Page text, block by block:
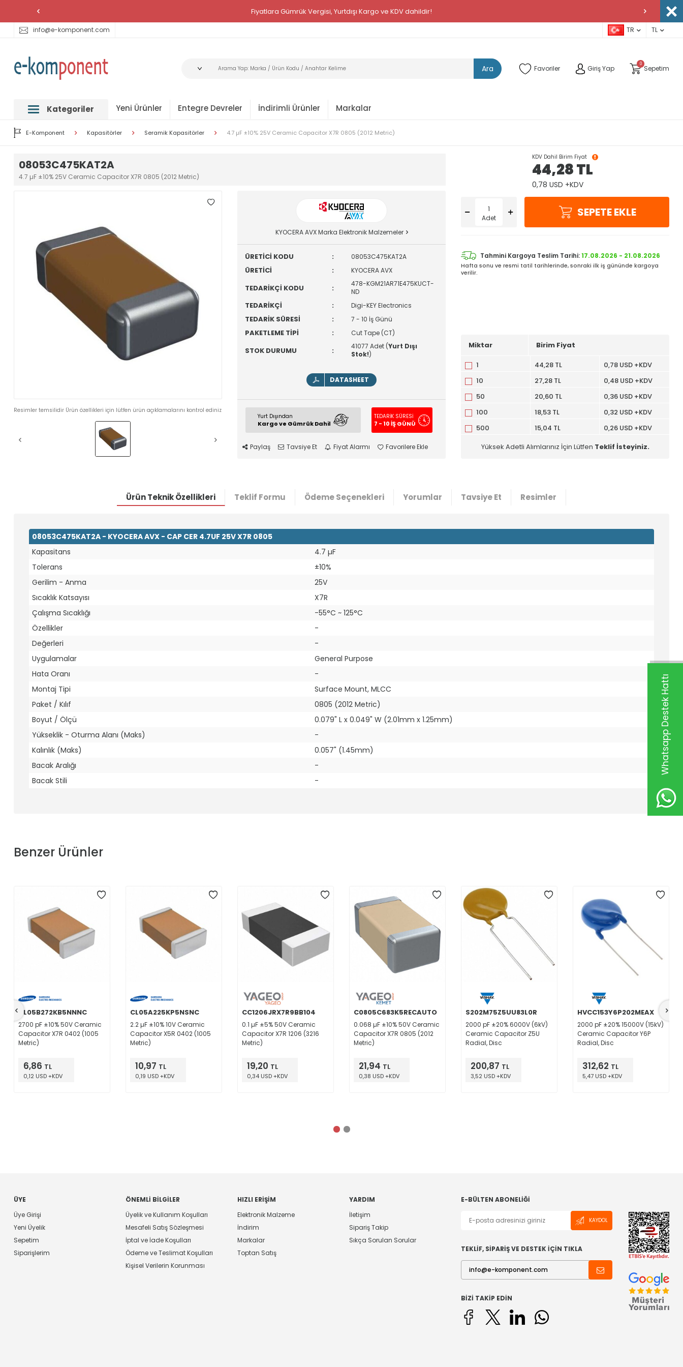
Whatsapp Destek Hattı
Fiyatlara Gümrük Vergisi, Yurtdışı Kargo ve KDV dahildir!
info@e-komponent.com TR TL
Ara Favoriler Giriş Yap
0
Sepetim
Kategoriler Yeni Ürünler Entegre Devreler İndirimli Ürünler Markalar
E-Komponent Kapasitörler Seramik Kapasitörler 4.7 µF ±10% 25V Ceramic Capacitor X7R 0805 (2012 Metric)
08053C475KAT2A
4.7 µF ±10% 25V Ceramic Capacitor X7R 0805 (2012 Metric)
Resimler temsilidir Ürün özellikleri için lütfen ürün açıklamalarını kontrol ediniz
KYOCERA AVX Marka Elektronik Malzemeler
ÜRETİCİ KODU : 08053C475KAT2A
ÜRETİCİ : KYOCERA AVX
TEDARİKÇİ KODU :
478-KGM21AR71E475KUCT-
ND
TEDARİKÇİ : Digi-KEY Electronics
TEDARİK SÜRESİ : 7 - 10 İş Günü
PAKETLEME TİPİ : Cut Tape (CT)
STOK DURUMU : 41077 Adet (Yurt Dışı
Stok!)
DATASHEET
Yurt Dışından
Kargo ve Gümrük Dahil
TEDARİK SÜRESİ
7 - 10 İŞ GÜNÜ
Paylaş Tavsiye Et Fiyat Alarmı Favorilere Ekle
KDV Dahil Birim Fiyat
44,28TL
0,78 USD +KDV
Adet SEPETE EKLE
Tahmini Kargoya Teslim Tarihi:17.08.2026 - 21.08.2026
Hafta sonu ve resmi tatil tarihlerinde, sonraki ilk iş gününde kargoya
verilir.
Miktar Birim Fiyat
1 44,28 TL
0,78 USD +KDV
10
27,28 TL
0,48 USD +KDV
50
20,60 TL
0,36 USD +KDV
100
18,53 TL
0,32 USD +KDV
500
15,04 TL
0,26 USD +KDV
Yüksek Adetli Alımlarınız İçin Lütfen Teklif İsteyiniz.
Ürün Teknik Özellikleri Teklif Formu Ödeme Seçenekleri Yorumlar Tavsiye Et Resimler
08053C475KAT2A - KYOCERA AVX - CAP CER 4.7UF 25V X7R 0805
Kapasitans
4.7 µF
Tolerans
±10%
Gerilim - Anma
25V
Sıcaklık Katsayısı
X7R
Çalışma Sıcaklığı
-55°C ~ 125°C
Özellikler
-
Değerleri
-
Uygulamalar
General Purpose
Hata Oranı
-
Montaj Tipi
Surface Mount, MLCC
Paket / Kılıf
0805 (2012 Metric)
Boyut / Ölçü
0.079" L x 0.049" W (2.01mm x 1.25mm)
Yükseklik - Oturma Alanı (Maks)
-
Kalınlık (Maks)
0.057" (1.45mm)
Bacak Aralığı
-
Bacak Stili
-
Benzer Ürünler
CL05B272KB5NNNC
2700 pF ±10% 50V Ceramic
Capacitor X7R 0402 (1005
Metric)
6,86 TL
0,12 USD +KDV
CL05A225KP5NSNC
2.2 µF ±10% 10V Ceramic
Capacitor X5R 0402 (1005
Metric)
10,97 TL
0,19 USD +KDV
CC1206JRX7R9BB104
0.1 µF ±5% 50V Ceramic
Capacitor X7R 1206 (3216
Metric)
19,20 TL
0,34 USD +KDV
C0805C683K5RECAUTO
0.068 µF ±10% 50V Ceramic
Capacitor X7R 0805 (2012
Metric)
21,94 TL
0,38 USD +KDV
S202M75Z5UU83L0R
2000 pF ±20% 6000V (6kV)
Ceramic Capacitor Z5U
Radial, Disc
200,87 TL
3,52 USD +KDV
HVCC153Y6P202MEAX
2000 pF ±20% 15000V (15kV)
Ceramic Capacitor Y6P
Radial, Disc
312,62 TL
5,47 USD +KDV
ÜYE
Üye Girişi
Yeni Üyelik
Sepetim
Siparişlerim
ÖNEMLI BILGILER
Üyelik ve Kullanım Koşulları
Mesafeli Satış Sözleşmesi
İptal ve İade Koşulları
Ödeme ve Teslimat Koşulları
Kişisel Verilerin Korunması
HIZLI ERIŞIM
Elektronik Malzeme
İndirim
Markalar
Toptan Satış
YARDIM
İletişim
Sipariş Takip
Sıkça Sorulan Sorular
E-BÜLTEN ABONELIĞI
KAYDOL
TEKLİF, SİPARİŞ VE DESTEK İÇİN TIKLA
BIZI TAKIP EDIN